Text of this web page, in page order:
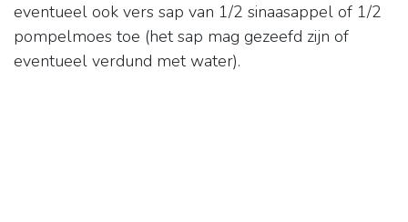
eventueel ook vers sap van 1/2 sinaasappel of 1/2
pompelmoes toe (het sap mag gezeefd zijn of
eventueel verdund met water).